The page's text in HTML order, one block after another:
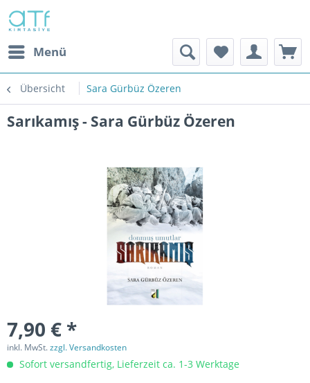
Menü
Übersicht Sara Gürbüz Özeren
Sarıkamış - Sara Gürbüz Özeren
7,90 € *
inkl. MwSt.zzgl. Versandkosten
Sofort versandfertig, Lieferzeit ca. 1-3 Werktage